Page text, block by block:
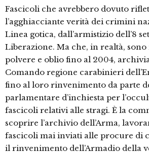
Fascicoli che avrebbero dovuto
l’agghiacciante verità dei crimini
Linea gotica, dall’armistizio dell’8
Liberazione. Ma che, in realtà,
polvere e oblio fino al 2004,
Comando regione carabinieri
fino al loro rinvenimento da parte
parlamentare d’inchiesta per
fascicoli relativi alle stragi. È la
scoprire l’archivio dell’Arma,
fascicoli mai inviati alle procure di
il rinvenimento dell’Armadio della